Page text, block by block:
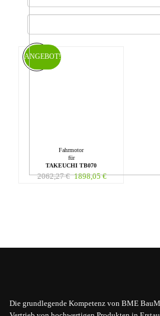
Fahrmotor
für
TAKEUCHI TB070
2062,27€ 1898,05€
ANGEBOT!
Die grundlegende Kompetenz von BME